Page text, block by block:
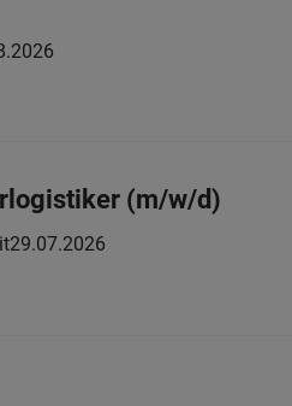
(m/w/d)
29.07.2026